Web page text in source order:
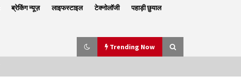
ब्रेकिंग न्यूज़ लाइफस्टाइल टेक्नोलॉजी पहाड़ी छुयाल
Trending Now